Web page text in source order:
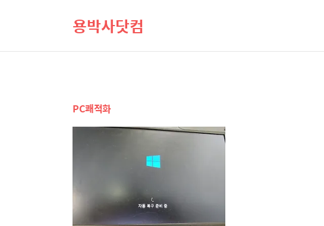
용박사닷컴
PC쾌적화